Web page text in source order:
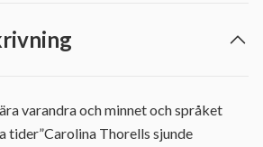
varandra och minnet och språket
tider”Carolina Thorells sjunde